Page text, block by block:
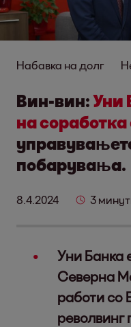
Набавка на долг
Вин-вин:Уни
на соработка
побарувања.
8.4.2024 3
Уни Банка
Северна
работи со
револвинг